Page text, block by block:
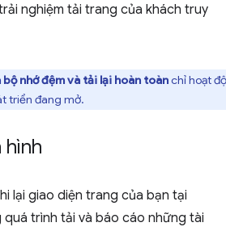
nghiệm tải trang của khách truy
bộ nhớ đệm và tải lại hoàn toànchỉ hoạt
triển đang mở.
hình
lại giao diện trang của bạn tại
trình tải và báo cáo những tài